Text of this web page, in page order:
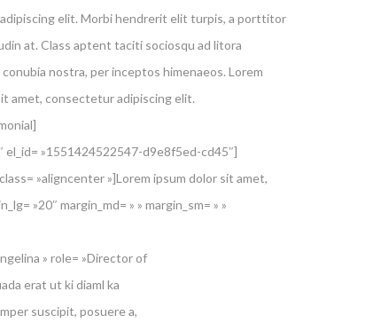
elit. Morbi hendrerit elit turpis, a porttitor
at. Class aptent taciti sociosqu ad litora
nostra, per inceptos himenaeos. Lorem
amet, consectetur adipiscing elit.
el_id= »1551424522547-d9e8f5ed-cd45″]
»aligncenter »]Lorem ipsum dolor sit amet,
»20″ margin_md= » » margin_sm= » »
» role= »Director of
erat ut ki diaml ka
suscipit, posuere a,